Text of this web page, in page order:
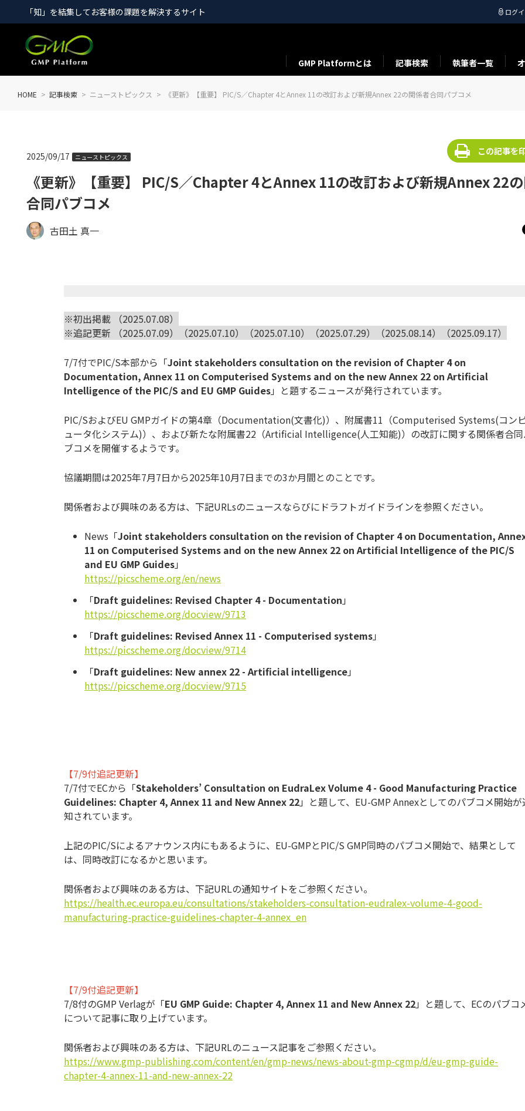
「知」を結集してお客様の課題を解決するサイト ログ
GMP Platformとは 記事検索 執筆者一覧
HOME 記事検索 ニューストピックス 《更新》【重要】 PIC/S／Chapter 4とAnnex 11の改訂および新規Annex 22の関係者合同パブコメ
《更新》【重要】 PIC/S／Chapter 4とAnnex 11の改訂および新規Annex 22
合同パブコメ
2025/09/17 ニューストピックス
この記事を
古田土 真一
※初出掲載 （2025.07.08）
※追記更新 （2025.07.09）（2025.07.10）（2025.07.10）（2025.07.29）（2025.08.14）（2025.09.17）
7/7付でPIC/S本部から「Joint stakeholders consultation on the revision of Chapter 4 on
Documentation, Annex 11 on Computerised Systems and on the new Annex 22 on Artificial
Intelligence of the PIC/S and EU GMP Guides」と題するニュースが発行されています。
PIC/SおよびEU GMPガイドの第4章（Documentation(文書化)）、附属書11（Computerised Systems(コン
ュータ化システム)）、および新たな附属書22（Artificial Intelligence(人工知能)）の改訂に関する関係者合
ブコメを開催するようです。
協議期間は2025年7月7日から2025年10月7日までの3か月間とのことです。
関係者および興味のある方は、下記URLsのニュースならびにドラフトガイドラインを参照ください。
News「Joint stakeholders consultation on the revision of Chapter 4 on Documentation,
11 on Computerised Systems and on the new Annex 22 on Artificial Intelligence of the PIC/S
and EU GMP Guides」
https://picscheme.org/en/news
「Draft guidelines: Revised Chapter 4 - Documentation 」
https://picscheme.org/docview/9713
「Draft guidelines: Revised Annex 11 - Computerised systems」
https://picscheme.org/docview/9714
「Draft guidelines: New annex 22 - Artificial intelligence」
https://picscheme.org/docview/9715
【7/9付追記更新】
7/7付でECから「Stakeholders’ Consultation on EudraLex Volume 4 - Good Manufacturing Practice
Guidelines: Chapter 4, Annex 11 and New Annex 22」と題して、EU-GMP Annexとしてのパブコメ開始が
知されています。
上記のPIC/Sによるアナウンス内にもあるように、EU-GMPとPIC/S GMP同時のパブコメ開始で、結果として
は、同時改訂になるかと思います。
関係者および興味のある方は、下記URLの通知サイトをご参照ください。
https://health.ec.europa.eu/consultations/stakeholders-consultation-eudralex-volume-4-good-
manufacturing-practice-guidelines-chapter-4-annex_en
【7/9付追記更新】
7/8付のGMP Verlagが「EU GMP Guide: Chapter 4, Annex 11 and New Annex 22」と題して、ECのパブコ
について記事に取り上げています。
関係者および興味のある方は、下記URLのニュース記事をご参照ください。
https://www.gmp-publishing.com/content/en/gmp-news/news-about-gmp-cgmp/d/eu-gmp-guide-
chapter-4-annex-11-and-new-annex-22